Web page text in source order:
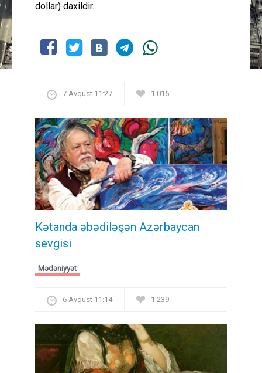
dollar) daxildir.
7 Avqust 11:27 1 015
Kətanda əbədiləşən Azərbaycan
sevgisi
Mədəniyyət
6 Avqust 11:14 1 239